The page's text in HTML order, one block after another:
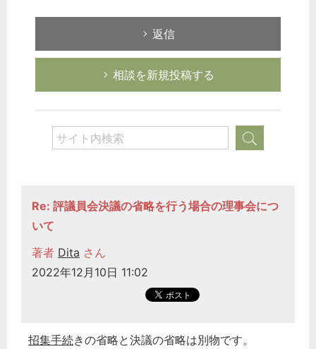
返信
相談を新規投稿する
Re: 評議員会決議の省略を行う場合の理事会につ
いて
著者 Dita さん
2022年12月10日 11:02
招集手続きの省略と決議の省略は別物です。